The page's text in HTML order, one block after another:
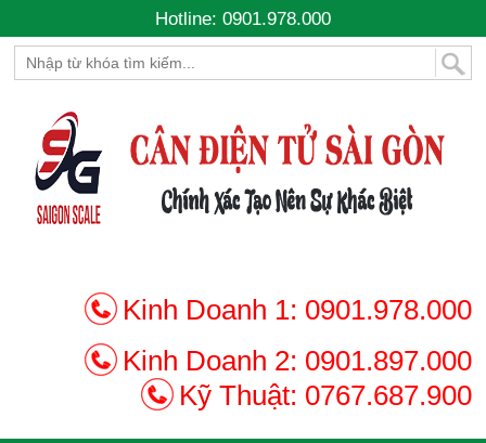
Hotline: 0901.978.000
Kinh Doanh 1: 0901.978.000
Kinh Doanh 2: 0901.897.000
Kỹ Thuật: 0767.687.900